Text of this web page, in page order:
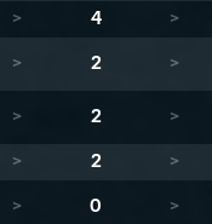
> 4 >
> 2 >
> 2 >
> 2 >
> 0 >